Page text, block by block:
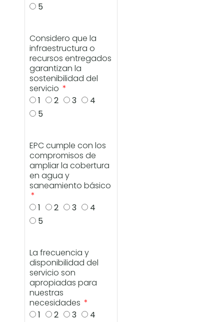
5
Considero que la
infraestructura o
recursos entregados
garantizan la
sostenibilidad del
servicio
1
2 3
4
5
EPC cumple con los
compromisos de
ampliar la cobertura
en agua y
saneamiento básico
1
2 3
4
5
La frecuencia y
disponibilidad del
servicio son
apropiadas para
nuestras
necesidades
1
2 3
4